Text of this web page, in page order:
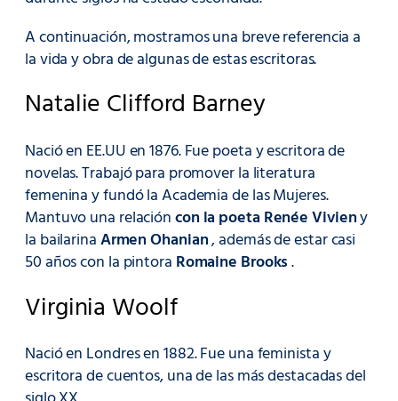
A continuación, mostramos una breve referencia a
la vida y obra de algunas de estas escritoras.
Natalie Clifford Barney
Nació en EE.UU en 1876. Fue poeta y escritora de
novelas. Trabajó para promover la literatura
femenina y fundó la Academia de las Mujeres.
Mantuvo una relacióncon la poeta Renée Vivieny
la bailarinaArmen Ohanian, además de estar casi
50 años con la pintora Romaine Brooks.
Virginia Woolf
Nació en Londres en 1882. Fue una feminista y
escritora de cuentos, una de las más destacadas del